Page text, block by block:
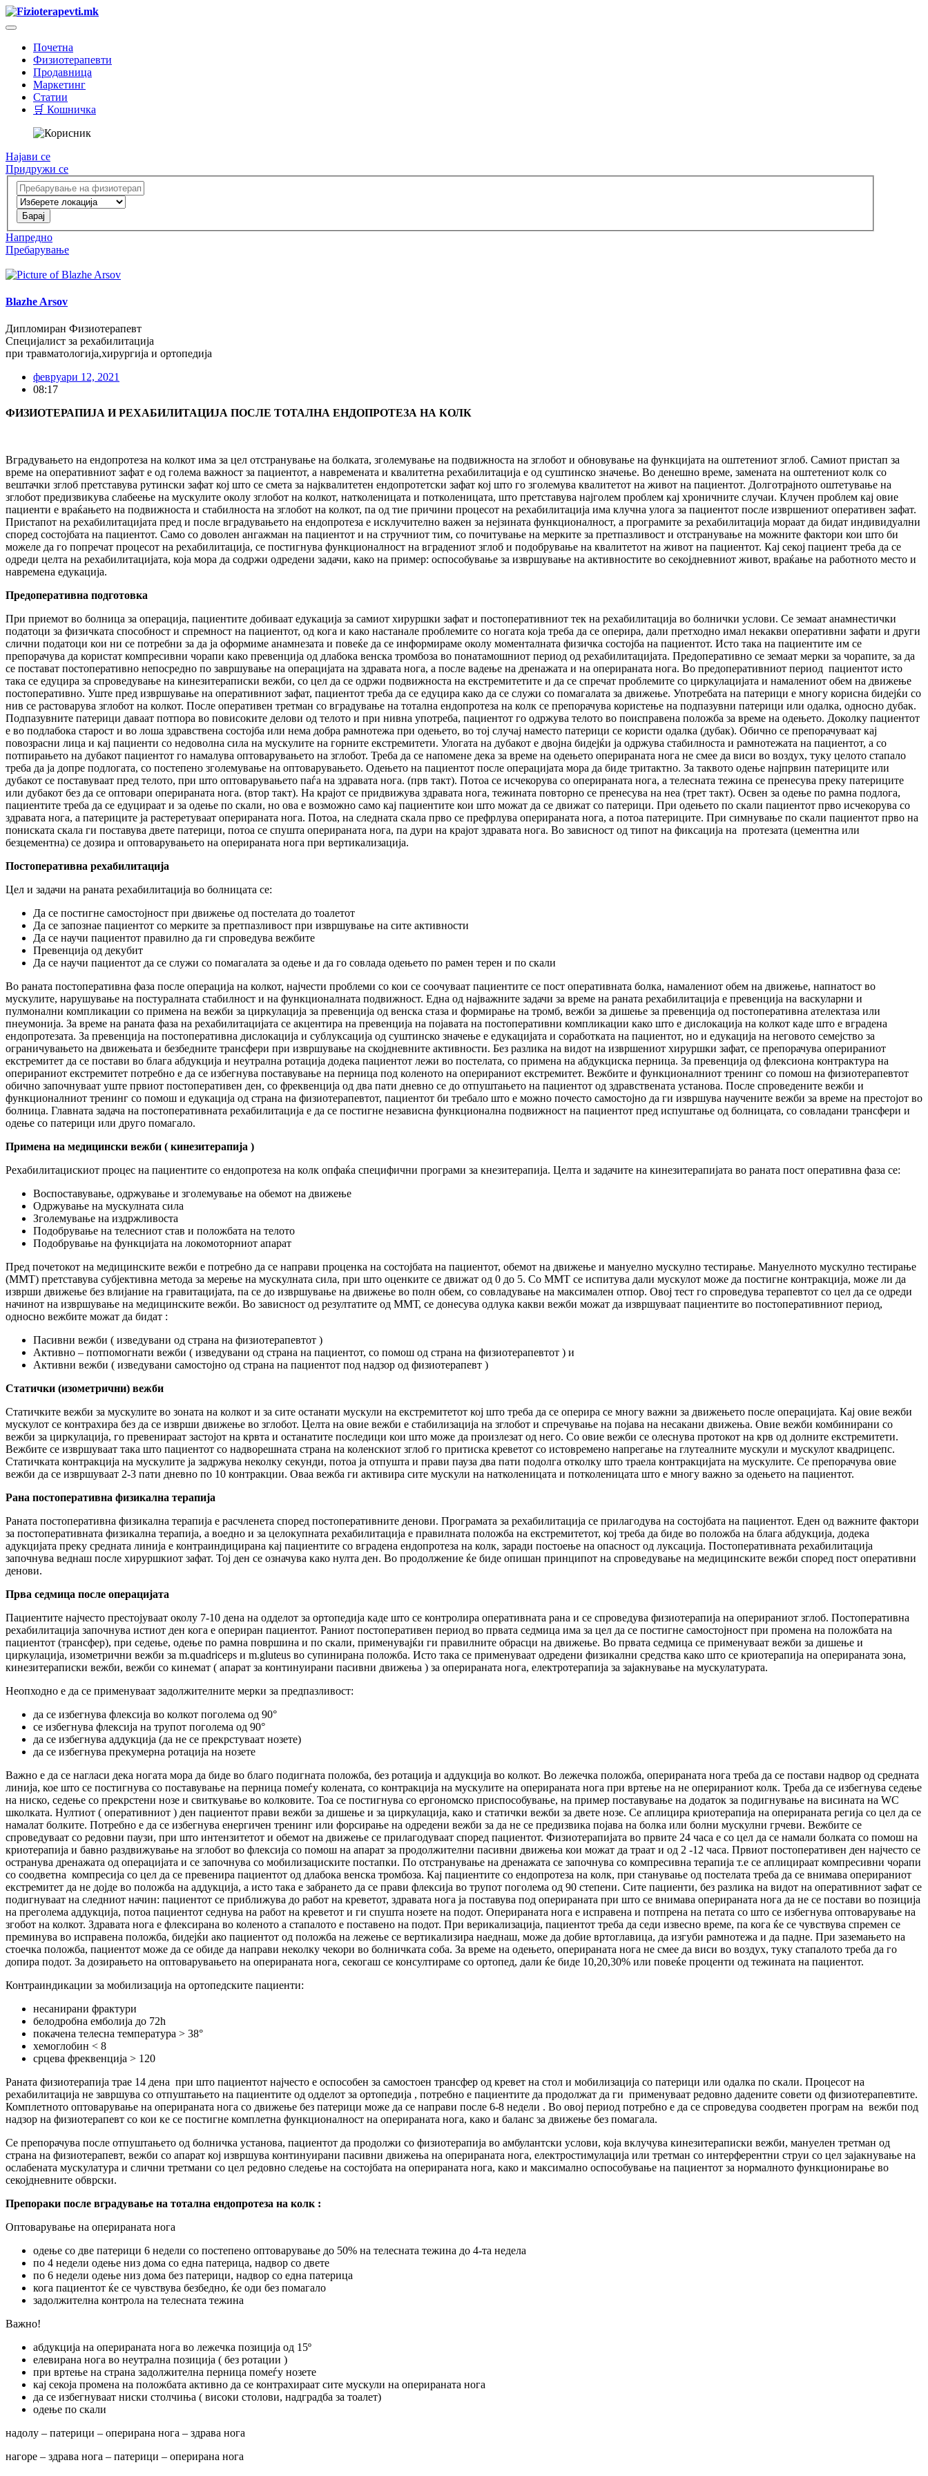
Почетна
Физиотерапевти
Продавница
Маркетинг
Статии
🛒 Кошничка
Најави се
Придружи се
Напредно
Пребарување
Blazhe Arsov
Дипломиран Физиотерапевт
Специјалист за рехабилитација
при травматологија,хирургија и ортопедија
февруари 12, 2021
08:17
ФИЗИОТЕРАПИЈА ИРЕХАБИЛИТАЦИЈА ПОСЛЕ ТОТАЛНА ЕНДОПРОТЕЗА НА КОЛК
Вградувањето на ендопротеза на колкот има за цел отстранување на болката, зголемување на подвижноста на зглобот и обновување на функцијата на оштетениот зглоб. Самиот пристап за
време на оперативниот зафат е од голема важност за пациентот, а навремената и квалитетна рехабилитација е од суштинско значење. Во денешно време, замената на оштетениот колк со
вештачки зглоб претставува рутински зафат кој што се смета за најквалитетен ендопротетски зафат кој што го зголемува квалитетот на живот на пациентот. Долготрајното оштетување на
зглобот предизвикува слабеење на мускулите околу зглобот на колкот, натколеницата и потколеницата, што претставува најголем проблем кај хроничните случаи. Клучен проблем кај овие
пациенти е враќањето на подвижноста и стабилноста на зглобот на колкот, па од тие причини процесот на рехабилитација има клучна улога за пациентот после извршениот оперативен зафат.
Пристапот на рехабилитацијата пред и после вградувањето на ендопротеза е исклучително важен за нејзината функционалност, а програмите за рехабилитација мораат да бидат индивидуални
според состојбата на пациентот. Само со доволен ангажман на пациентот и на стручниот тим, со почитување на мерките за претпазливост и отстранување на можните фактори кои што би
можеле да го попречат процесот на рехабилитација, се постигнува функционалност на вградениот зглоб и подобрување на квалитетот на живот на пациентот. Кај секој пациент треба да се
одреди целта на рехабилитацијата, која мора да содржи одредени задачи, како на пример: оспособување за извршување на активностите во секојдневниот живот, враќање на работното место и
навремена едукација.
Предоперативна подготовка
При приемот во болница за операција, пациентите добиваат едукација за самиот хируршки зафат и постоперативниот тек на рехабилитација во болнички услови. Се земаат анамнестички
податоци за физичката способност и спремност на пациентот, од кога и како настанале проблемите со ногата која треба да се оперира, дали претходно имал некакви оперативни зафати и други
слични податоци кои ни се потребни за да ја оформиме анамнезата и повеќе да се информираме околу моменталната физичка состојба на пациентот. Исто така на пациентите им се
препорачува да користат компресивни чорапи како превенција од длабока венска тромбоза во понатамошниот период од рехабилитацијата. Предоперативно се земаат мерки за чорапите, за да
се постават постоперативно непосредно по завршување на операцијата на здравата нога, а после вадење на дренажата и на оперираната нога. Во предоперативниот период пациентот исто
така се едуцира за спроведување на кинезитераписки вежби, со цел да се одржи подвижноста на екстремитетите и да се спречат проблемите со циркулацијата и намалениот обем на движење
постоперативно. Уште пред извршување на оперативниот зафат, пациентот треба да се едуцира како да се служи со помагалата за движење. Употребата на патерици е многу корисна бидејќи со
нив се растоварува зглобот на колкот. После оперативен третман со вградување на тотална ендопротеза на колк се препорачува користење на подпазувни патерици или одалка, односно дубак.
Подпазувните патерици даваат потпора во повисоките делови од телото и при нивна употреба, пациентот го одржува телото во поисправена положба за време на одењето. Доколку пациентот
е во подлабока старост и во лоша здравствена состојба или нема добра рамнотежа при одењето, во тој случај наместо патерици се користи одалка (дубак). Обично се препорачуваат кај
повозрасни лица и кај пациенти со недоволна сила на мускулите на горните екстремитети. Улогата на дубакот е двојна бидејќи ја одржува стабилноста и рамнотежата на пациентот, а со
потпирањето на дубакот пациентот го намалува оптоварувањето на зглобот. Треба да се напомене дека за време на одењето оперираната нога не смее да виси во воздух, туку целото стапало
треба да ја допре подлогата, со постепено зголемување на оптоварувањето. Одењето на пациентот после операцијата мора да биде тритактно. За таквото одење најпрвин патериците или
дубакот се поставуваат пред телото, при што оптоварувањето паѓа на здравата нога. (прв такт). Потоа се исчекорува со оперираната нога, а телесната тежина се пренесува преку патериците
или дубакот без да се оптовари оперираната нога. (втор такт). На крајот се придвижува здравата нога, тежината повторно се пренесува на неа (трет такт). Освен за одење по рамна подлога,
пациентите треба да се едуцираат и за одење по скали, но ова е возможно само кај пациентите кои што можат да се движат со патерици. При одењето по скали пациентот прво исчекорува со
здравата нога, а патериците ја растеретуваат оперираната нога. Потоа, на следната скала прво се префрлува оперираната нога, а потоа патериците. При симнување по скали пациентот прво на
пониската скала ги поставува двете патерици, потоа се спушта оперираната нога, па дури на крајот здpaвата нога. Во зависност од типот на фиксација на протезата (цементна или
безцементна) се дозира и оптоварувањето на оперираната нога при вертикализација.
Постоперативна рехабилитација
Цел и задачи на раната рехабилитација во болницата се:
Да се постигне самостојност при движење од постелата до тоалетот
Да се запознае пациентот со мерките за претпазливост при извршување на сите активности
Да се научи пациентот правилно да ги спроведува вежбите
Превенција од декубит
Да се научи пациентот да се служи со помагалата за одење и да го совлада одењето по рамен терен и по скали
Во раната постоперативна фаза после операција на колкот, најчести проблеми со кои се соочуваат пациентите се пост оперативната болка, намалениот обем на движење, напнатост во
мускулите, нарушување на постуралната стабилност и на функционалната подвижност. Една од најважните задачи за време на раната рехабилитација е превенција на васкуларни и
пулмонални компликации со примена на вежби за циркулација за превенција од венска стаза и формирање на тромб, вежби за дишење за превенција од постоперативна ателектаза или
пнеумонија. За време на раната фаза на рехабилитацијата се акцентира на превенција на појавата на постоперативни компликации како што е дислокација на колкот каде што е вградена
ендопротезата. За превенција на постоперативна дислокација и сублуксација од суштинско значење е едукацијата и соработката на пациентот, но и едукација на неговото семејство за
ограничувањето на движењата и безбедните трансфери при извршување на скојдневните активности. Без разлика на видот на извршениот хируршки зафат, се препорачува оперираниот
екстремитет да се постави во блага абдукција и неутрална ротација додека пациентот лежи во постелата, со примена на абдукциска перница. За превенција од флексиона контрактура на
оперираниот екстремитет потребно е да се избегнува поставување на перница под коленото на оперираниот екстремитет. Вежбите и функционалниот тренинг со помош на физиотерапевтот
обично започнуваат уште првиот постоперативен ден, со фреквенција од два пати дневно се до отпуштањето на пациентот од здравствената установа. После спроведените вежби и
функционалниот тренинг со помош и едукација од страна на физиотерапевтот, пациентот би требало што е можно почесто самостојно да ги извршува научените вежби за време на престојот во
болница. Главната задача на постоперативната рехабилитација е да се постигне независна функционална подвижност на пациентот пред испуштање од болницата, со совладани трансфери и
одење со патерици или друго помагало.
Примена на медицински вежби ( кинезитерапија )
Рехабилитацискиот процес на пациентите со ендопротеза на колк опфаќа специфични програми за кнезитерапија. Целта и задачите на кинезитерапијата во раната пост оперативна фаза се:
Воспоставување, одржување и зголемување на обемот на движење
Одржување на мускулната сила
Зголемување на издржливоста
Подобрување на телесниот став и положбата на телото
Подобрување на функцијата на локомоторниот апарат
Пред почетокот на медицинските вежби е потребно да се направи проценка на состојбата на пациентот, обемот на движење и мануелно мускулно тестирање. Мануелното мускулно тестирање
(ММТ) претставува субјективна метода за мерење на мускулната сила, при што оценките се движат од 0 до 5. Со ММТ се испитува дали мускулот може да постигне контракција, може ли да
изврши движење без влијание на гравитацијата, па се до извршување на движење во полн обем, со совладување на максимален отпор. Овој тест го спроведува терапевтот со цел да се одреди
начинот на извршување на медицинските вежби. Во зависност од резултатите од ММТ, се донесува одлука какви вежби можат да извршуваат пациентите во постоперативниот период,
односно вежбите можат да бидат :
Пасивни вежби ( изведувани од страна на физиотерапевтот )
Активно – потпомогнати вежби ( изведувани од страна на пациентот, со помош од страна на физиотерапевтот ) и
Активни вежби ( изведувани самостојно од страна на пациентот под надзор од физиотерапевт )
Статички (изометрични) вежби
Статичките вежби за мускулите во зоната на колкот и за сите останати мускули на екстремитетот кој што треба да се оперира се многу важни за движењето после операцијата. Кај овие вежби
мускулот се контрахира без да се изврши движење во зглобот. Целта на овие вежби е стабилизација на зглобот и спречување на појава на несакани движења. Овие вежби комбинирани со
вежби за циркулација, го превенираат застојот на крвта и останатите последици кои што може да произлезат од него. Со овие вежби се олеснува протокот на крв од долните екстремитети.
Вежбите се извршуваат така што пациентот со надворешната страна на коленскиот зглоб го притиска креветот со истовремено напрегање на глутеалните мускули и мускулот квадрицепс.
Статичката контракција на мускулите ја задржува неколку секунди, потоа ја отпушта и прави пауза два пати подолга отколку што траела контракцијата на мускулите. Се препорачува овие
вежби да се извршуваат 2-3 пати дневно по 10 контракции. Оваа вежба ги активира сите мускули на натколеницата и потколеницата што е многу важно за одењето на пациентот.
Рана постоперативна физикална терапија
Раната постоперативна физикална терапија е расчленета според постоперативните денови. Програмата за рехабилитација се прилагодува на состојбата на пациентот. Еден од важните фактори
за постоперативната физикална терапија, а воедно и за целокупната рехабилитација е правилната положба на екстремитетот, кој треба да биде во положба на блага абдукција, додека
адукцијата преку средната линија е контраиндицирана кај пациентите со вградена ендопротеза на колк, заради постоење на опасност од луксација. Постоперативната рехабилитација
започнува веднаш после хируршкиот зафат. Тој ден се означува како нулта ден. Во продолжение ќе биде опишан принципот на спроведување на медицинските вежби според пост оперативни
денови.
Прва седмица после операцијата
Пациентите најчесто престојуваат околу 7-10 дена на одделот за ортопедија каде што се контролира оперативната рана и се спроведува физиотерапија на оперираниот зглоб. Постоперативна
рехабилитација започнува истиот ден кога е опериран пациентот. Раниот постоперативен период во првата седмица има за цел да се постигне самостојност при промена на положбата на
пациентот (трансфер), при седење, одење по рамна површина и по скали, применувајќи ги правилните обрасци на движење. Во првата седмица се применуваат вежби за дишење и
циркулација, изометрични вежби за m.quadriceps и m.gluteus во супинирана положба. Исто така се применуваат одредени физикални средства како што се криотерапија на оперираната зона,
кинезитераписки вежби, вежби со кинемат ( апарат за континуирани пасивни движења ) за оперираната нога, електротерапија за зајакнување на мускулатурата.
Неопходно е да се применуваат задолжителните мерки за предпазливост:
да се избегнува флексија во колкот поголема од 90°
се избегнува флексија на трупот поголема од 90°
да се избегнува аддукција (да не се прекрстуваат нозете)
да се избегнува прекумерна ротација на нозете
Важно е да се нагласи дека ногата мора да биде во благо подигната положба, без ротација и аддукција во колкот. Во лежечка положба, оперираната нога треба да се постави надвор од средната
линија, кое што се постигнува со поставување на перница помеѓу колената, со контракција на мускулите на оперираната нога при вртење на не оперираниот колк. Треба да се избегнува седење
на ниско, седење со прекрстени нозе и свиткување во колковите. Тоа се постигнува со ергономско приспособување, на пример поставување на додаток за подигнување на висината на WC
школката. Нултиот ( оперативниот ) ден пациентот прави вежби за дишење и за циркулација, како и статички вежби за двете нозе. Се аплицира криотерапија на оперираната регија со цел да се
намалат болките. Потребно е да се избегнува енергичен тренинг или форсирање на одредени вежби за да не се предизвика појава на болка или болни мускулни грчеви. Вежбите се
спроведуваат со редовни паузи, при што интензитетот и обемот на движење се прилагодуваат според пациентот. Физиотерапијата во првите 24 часа е со цел да се намали болката со помош на
криотерапија и бавно раздвижување на зглобот во флексија со помош на апарат за продолжителни пасивни движења кои можат да траат и од 2 -12 часа. Првиот постоперативен ден најчесто се
остранува дренажата од операцијата и се започнува со мобилизациските постапки. По отстранување на дренажата се започнува со компресивна терапија т.е се аплицираат компресивни чорапи
со соодветна компресија со цел да се превенира пациентот од длабока венска тромбоза. Кај пациентите со ендопротеза на колк, при станување од постелата треба да се внимава оперираниот
екстремитет да не дојде во положба на аддукција, а исто така е забрането да се прави флексија во трупот поголема од 90 степени. Сите пациенти, без разлика на видот на оперативниот зафат се
подигнуваат на следниот начин: пациентот се приближува до работ на креветот, здравата нога ја поставува под оперираната при што се внимава оперираната нога да не се постави во позиција
на преголема аддукција, потоа пациентот седнува на работ на креветот и ги спушта нозете на подот. Оперираната нога е исправена и потпрена на петата со што се избегнува оптоварување на
згобот на колкот. Здравата нога е флексирана во коленото а стапалото е поставено на подот. При верикализација, пациентот треба да седи извесно време, па кога ќе се чувствува спремен се
преминува во исправена положба, бидејќи ако пациентот од положба на лежење се вертикализира наеднаш, може да добие вртоглавица, да изгуби рамнотежа и да падне. При заземањето на
стоечка положба, пациентот може да се обиде да направи неколку чекори во болничката соба. За време на одењето, оперираната нога не смее да виси во воздух, туку стапалото треба да го
допира подот. За дозирањето на оптоварувањето на оперираната нога, секогаш се консултираме со ортопед, дали ќе биде 10,20,30% или повеќе проценти од тежината на пациентот.
Контраиндикации за мобилизација на ортопедските пациенти:
несанирани фрактури
белодробна емболија до 72h
покачена телесна температура > 38°
хемоглобин < 8
срцева фреквенција > 120
Раната физиотерапија трае 14 дена при што пациентот најчесто е оспособен за самостоен трансфер од кревет на стол и мобилизација со патерици или одалка по скали. Процесот на
рехабилитација не завршува со отпуштањето на пациентите од одделот за ортопедија , потребно е пациентите да продолжат да ги применуваат редовно дадените совети од физиотерапевтите.
Комплетното оптоварување на оперираната нога со движење без патерици може да се направи после 6-8 недели . Во овој период потребно е да се спроведува соодветен програм на вежби под
надзор на физиотерапевт со кои ке се постигне комплетна функционалност на оперираната нога, како и баланс за движење без помагала.
Се препорачува после отпуштањето од болничка установа, пациентот да продолжи со физиотерапија во амбулантски услови, која вклучува кинезитераписки вежби, мануелен третман од
страна на физиотерапевт, вежби со апарат кој извршува континуирани пасивни движења на оперираната нога, електростимулација или третман со интерферентни струи со цел зајакнување на
ослабената мускулатура и слични третмани со цел редовно следење на состојбата на оперираната нога, како и максимално оспособување на пациентот за нормалното функционирање во
секојдневните обврски.
Препораки после вградување на тотална ендопротеза на колк :
Оптоварување на оперираната нога
одење со две патерици 6 недели со постепено оптоварување до 50% на телесната тежина до 4-та недела
по 4 недели одење низ дома со една патерица, надвор со двете
по 6 недели одење низ дома без патерици, надвор со една патерица
кога пациентот ќе се чувствува безбедно, ќе оди без помагало
задолжителна контрола на телесната тежина
Важно!
абдукција на оперираната нога во лежечка позиција од 15º
елевирана нога во неутрална позиција ( без ротации )
при вртење на страна задолжителна перница помеѓу нозете
кај секоја промена на положбата активно да се контрахираат сите мускули на оперираната нога
да се избегнуваат ниски столчиња ( високи столови, надградба за тоалет)
одење по скали
надолу – патерици – оперирана нога – здрава нога
нагоре – здрава нога – патерици – оперирана нога